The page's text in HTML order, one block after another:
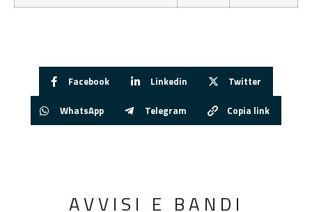
Facebook Linkedin Twitter
WhatsApp Telegram Copia link
AVVISI E BANDI